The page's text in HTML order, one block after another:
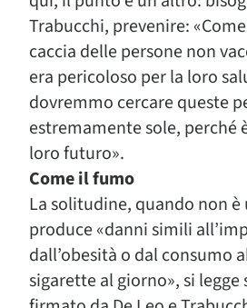
Trabucchi, prevenire:
caccia delle persone non
era pericoloso per la loro
dovremmo cercare queste
estremamente sole, perché
loro futuro».
Come il fumo
La solitudine, quando non è
produce «danni simili
dall’obesità o dal consumo
sigarette al giorno», si